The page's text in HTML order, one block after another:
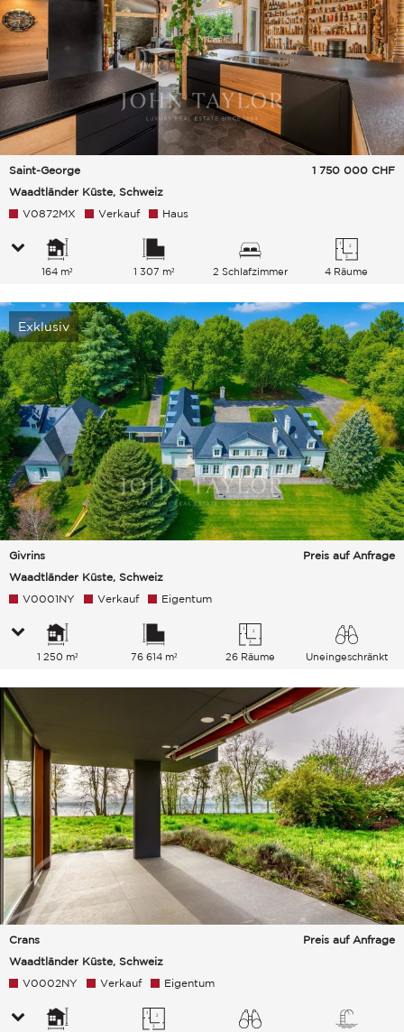
Saint-George
Waadtländer Küste, Schweiz
1 750 000 CHF
V0872MX Verkauf Haus
164 m² 1 307 m² 2 Schlafzimmer 4 Räume
Exklusiv
Givrins
Waadtländer Küste, Schweiz
Preis auf Anfrage
V0001NY Verkauf Eigentum
1 250 m² 76 614 m² 26 Räume
Uneingeschränkt
Crans
Waadtländer Küste, Schweiz
Preis auf Anfrage
V0002NY Verkauf Eigentum